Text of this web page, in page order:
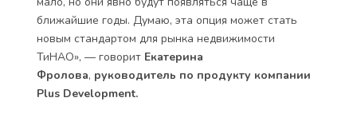
ближайшие годы. Думаю, эта опция может стать
новым стандартом для рынка недвижимости
ТиНАО», — говорит Екатерина
Фролова, руководитель по продукту компании
Plus Development.